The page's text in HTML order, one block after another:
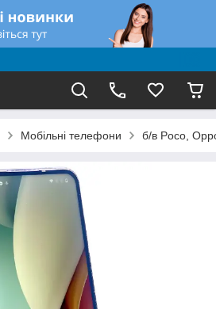
Мобільні телефони б/в Poco,